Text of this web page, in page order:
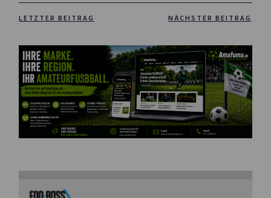
LETZTER BEITRAG NÄCHSTER BEITRAG